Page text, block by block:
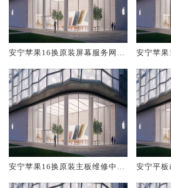
安宁苹果16换原装屏幕服务网点
安宁苹果
安宁苹果16换原装主板维修中心
安宁平板